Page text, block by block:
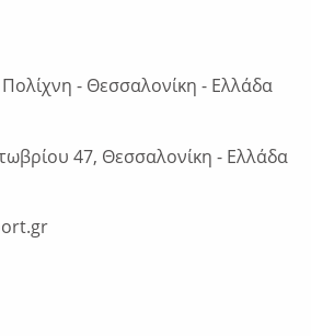
- Θεσσαλονίκη - Ελλάδα
47, Θεσσαλονίκη - Ελλάδα